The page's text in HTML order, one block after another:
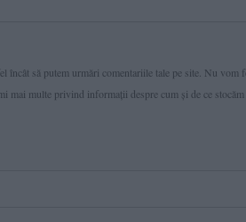
să putem urmări comentariile tale pe site. Nu vom
multe privind informaţii despre cum și de ce stocăm